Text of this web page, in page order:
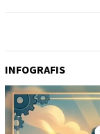
INFOGRAFIS